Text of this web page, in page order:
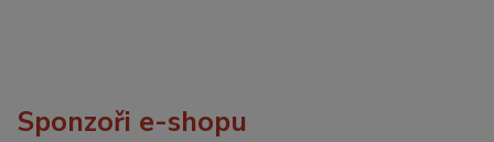
Sponzoři e-shopu